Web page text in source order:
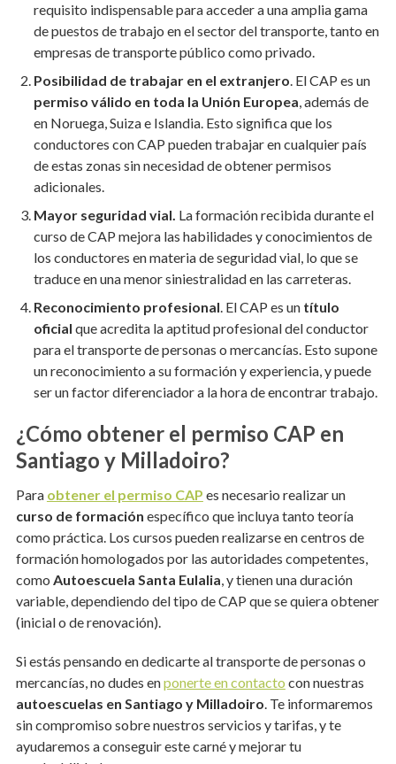
requisito indispensable para acceder a una amplia gama
de puestos de trabajo en el sector del transporte, tanto en
empresas de transporte público como privado.
Posibilidad de trabajar en el extranjero. El CAP es un
permiso válido en toda la Unión Europea, además de
en Noruega, Suiza e Islandia. Esto significa que los
conductores con CAP pueden trabajar en cualquier país
de estas zonas sin necesidad de obtener permisos
adicionales.
Mayor seguridad vial. La formación recibida durante el
curso de CAP mejora las habilidades y conocimientos de
los conductores en materia de seguridad vial, lo que se
traduce en una menor siniestralidad en las carreteras.
Reconocimiento profesional. El CAP es un título
oficial que acredita la aptitud profesional del conductor
para el transporte de personas o mercancías. Esto supone
un reconocimiento a su formación y experiencia, y puede
ser un factor diferenciador a la hora de encontrar trabajo.
¿Cómo obtener el permiso CAP en
Santiago y Milladoiro?
Para obtener el permiso CAP es necesario realizar un
curso de formación específico que incluya tanto teoría
como práctica. Los cursos pueden realizarse en centros de
formación homologados por las autoridades competentes,
como Autoescuela Santa Eulalia, y tienen una duración
variable, dependiendo del tipo de CAP que se quiera obtener
(inicial o de renovación).
Si estás pensando en dedicarte al transporte de personas o
mercancías, no dudes enponerte en contacto con nuestras
autoescuelas en Santiago y Milladoiro. Te informaremos
sin compromiso sobre nuestros servicios y tarifas, y te
ayudaremos a conseguir este carné y mejorar tu